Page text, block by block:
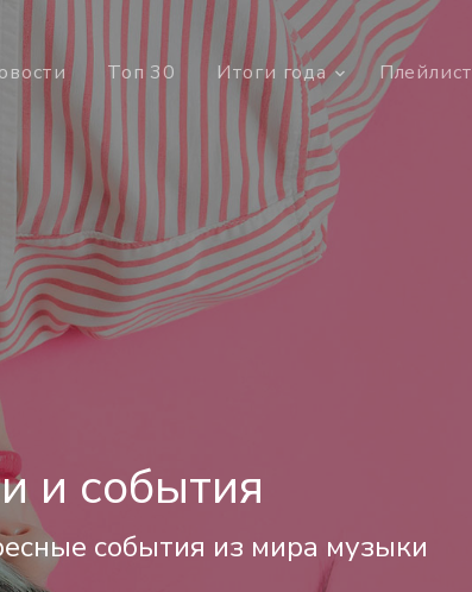
Топ 30 Итоги года Плейлист
и события
события из мира музыки